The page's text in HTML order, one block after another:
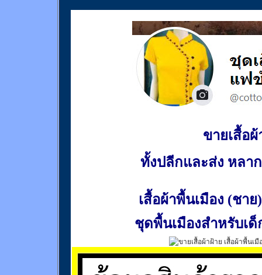
ขายเสื้อผ้
ทั้งปลีกและส่ง หลา
เสื้อผ้าพื้นเมือง (ชาย)
ชุดพื้นเมืองสำหรับเด็